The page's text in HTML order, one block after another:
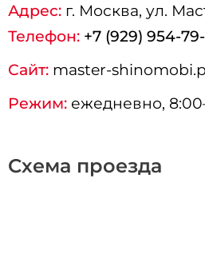
Схема проезда
Адрес: г. Москва, ул.
Телефон: +7 (929) 954-
Сайт: master-
Режим: ежедневно,